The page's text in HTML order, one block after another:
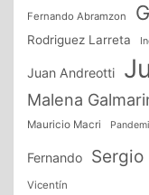
Fernando Abramzon
Rodriguez Larreta
Juan Andreotti
Malena
Mauricio Macri
Fernando Sergio
Vicentín